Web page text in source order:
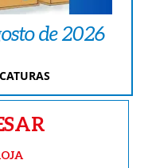
de 2026